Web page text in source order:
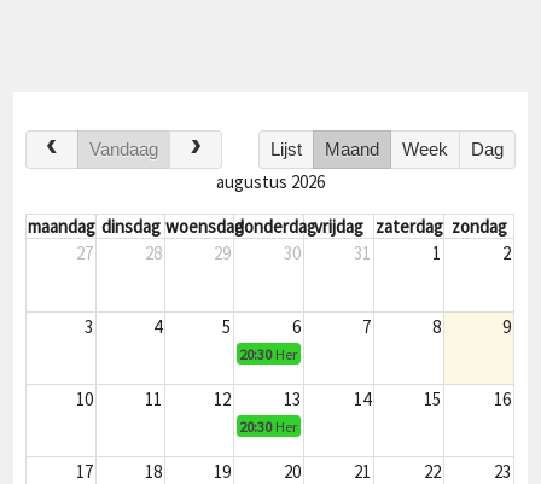
Vandaag Lijst Maand Week Dag
augustus 2026
maandag dinsdag woensdagdonderdagvrijdag zaterdag zondag
27
28 29 30 31 1 2
3 4 5 6 7 8 9
20:30 Heren1, Heren2 - Fysieke training
10 11 12 13 14 15 16
20:30 Heren1, Heren2 - Fysieke training
17 18 19 20 21 22 23